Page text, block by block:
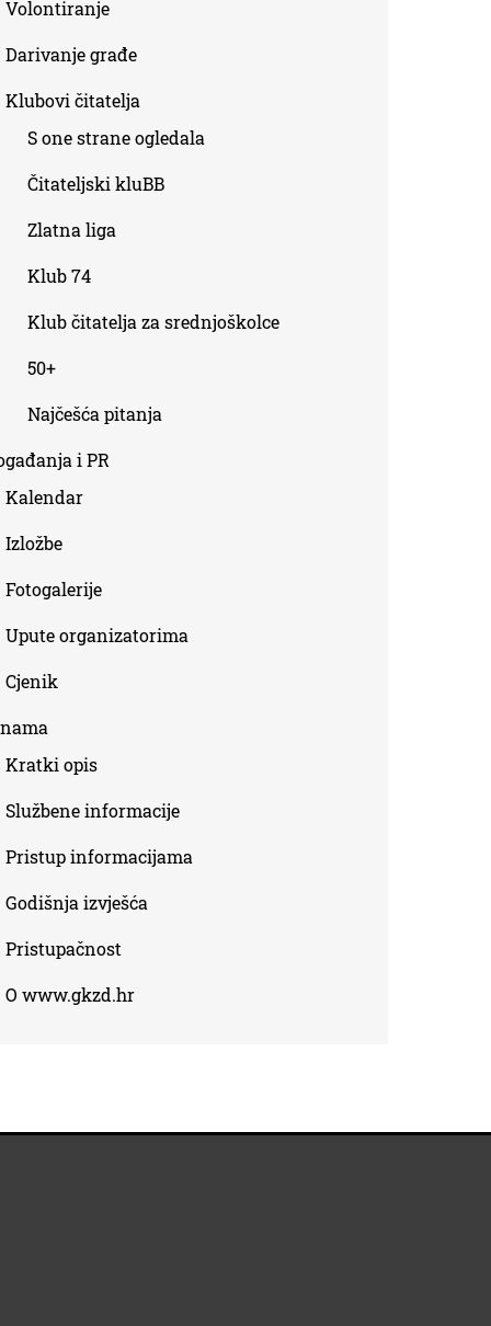
Volontiranje
Darivanje građe
Klubovi čitatelja
S one strane ogledala
Čitateljski kluBB
Zlatna liga
Klub 74
Klub čitatelja za srednjoškolce
50+
Najčešća pitanja
i PR
Kalendar
Izložbe
Fotogalerije
Upute organizatorima
Cjenik
Kratki opis
Službene informacije
Pristup informacijama
Godišnja izvješća
Pristupačnost
O www.gkzd.hr